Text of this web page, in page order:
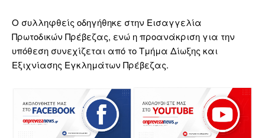
Ο συλληφθείς οδηγήθηκε στην Εισαγγελία
Πρωτοδικών Πρέβεζας, ενώ η προανάκριση για την
υπόθεση συνεχίζεται από το Τμήμα Δίωξης και
Εξιχνίασης Εγκλημάτων Πρέβεζας.